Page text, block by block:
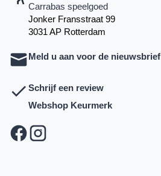
Carrabas speelgoed
Jonker Fransstraat 99
3031 AP Rotterdam
Meld u aan voor de nieuwsbrief
Schrijf een review
Webshop Keurmerk